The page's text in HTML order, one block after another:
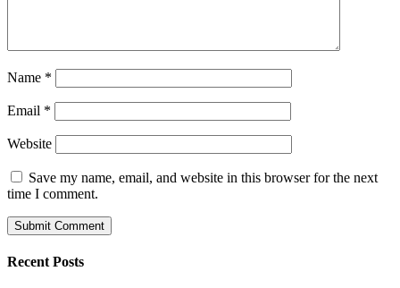
Name *
Email *
Website
Save my name, email, and website in this browser for the next
time I comment.
Recent Posts